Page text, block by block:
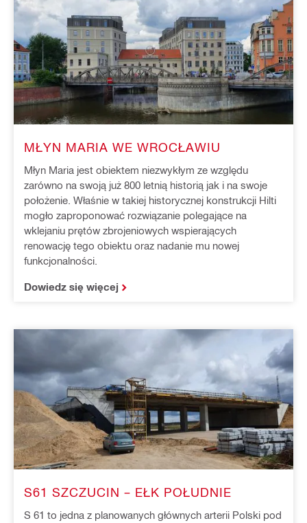
MŁYN MARIA WE WROCŁAWIU
Młyn Maria jest obiektem niezwykłym ze względu
zarówno na swoją już 800 letnią historią jak i na swoje
położenie. Właśnie w takiej historycznej konstrukcji Hilti
mogło zaproponować rozwiązanie polegające na
wklejaniu prętów zbrojeniowych wspierających
renowację tego obiektu oraz nadanie mu nowej
funkcjonalności.
Dowiedz się więcej
S61 SZCZUCIN – EŁK POŁUDNIE
S 61 to jedna z planowanych głównych arterii Polski pod